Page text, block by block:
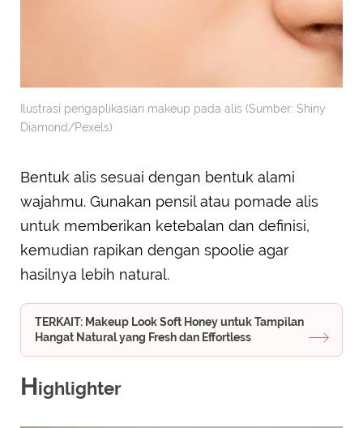
Ilustrasi pengaplikasian makeup pada alis (Sumber: Shiny
Diamond/Pexels)
Bentuk alis sesuai dengan bentuk alami
wajahmu. Gunakan pensil atau pomade alis
untuk memberikan ketebalan dan definisi,
kemudian rapikan dengan spoolie agar
hasilnya lebih natural.
TERKAIT: Makeup Look Soft Honey untuk Tampilan
Hangat Natural yang Fresh dan Effortless
Highlighter